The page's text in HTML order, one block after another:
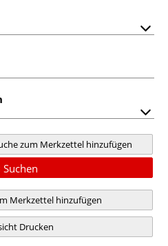
zum Merkzettel hinzufügen
Suchen
Merkzettel hinzufügen
Drucken